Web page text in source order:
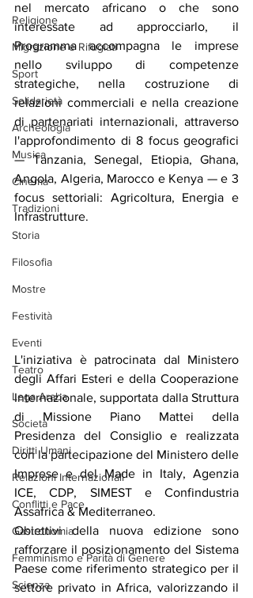
Religione
Migrazione e Rifugiati
Sport
Solidarietà
Archeologia
Musica
Cinema
Tradizioni
Storia
Filosofia
Mostre
Festività
Eventi
Teatro
Lega Araba
Società
Diritti Umani
Relazioni Internazionali
Conflitti e Pace
Gastronomia
Femminismo e Parità di Genere
Scienza
nel mercato africano o che sono
interessate ad approcciarlo, il
Programma accompagna le imprese
nello sviluppo di competenze
strategiche, nella costruzione di
relazioni commerciali e nella creazione
di partenariati internazionali, attraverso
l'approfondimento di 8 focus geografici
— Tanzania, Senegal, Etiopia, Ghana,
Angola, Algeria, Marocco e Kenya — e 3
focus settoriali: Agricoltura, Energia e
Infrastrutture.
L'iniziativa è patrocinata dal Ministero
degli Affari Esteri e della Cooperazione
Internazionale, supportata dalla Struttura
di Missione Piano Mattei della
Presidenza del Consiglio e realizzata
con la partecipazione del Ministero delle
Imprese e del Made in Italy, Agenzia
ICE, CDP, SIMEST e Confindustria
Assafrica & Mediterraneo.
Obiettivi della nuova edizione sono
rafforzare il posizionamento del Sistema
Paese come riferimento strategico per il
settore privato in Africa, valorizzando il